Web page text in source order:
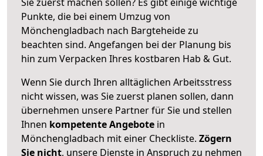
Punkte, die bei einem Umzug von
Mönchengladbach nach Bargteheide zu
beachten sind. Angefangen bei der Planung bis
hin zum Verpacken Ihres kostbaren Hab & Gut.
Wenn Sie durch Ihren alltäglichen Arbeitsstress
nicht wissen, was Sie zuerst planen sollen, dann
übernehmen unsere Partner für Sie und stellen
Ihnen kompetente Angebote in
Mönchengladbach mit einer Checkliste. Zögern
Sie nicht, unsere Dienste in Anspruch zu nehmen